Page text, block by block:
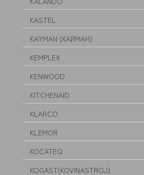
KASTEL
KAYMAN (КАЙМАН)
KEMPLEX
KENWOOD
KITCHENAID
KLARCO
KLEMOR
KOCATEQ
KOGAST(KOVINASTROJ)